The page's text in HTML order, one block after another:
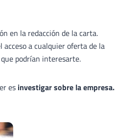
en la redacción de la carta.
a cualquier oferta de la
podrían interesarte.
es investigar sobre la empresa.